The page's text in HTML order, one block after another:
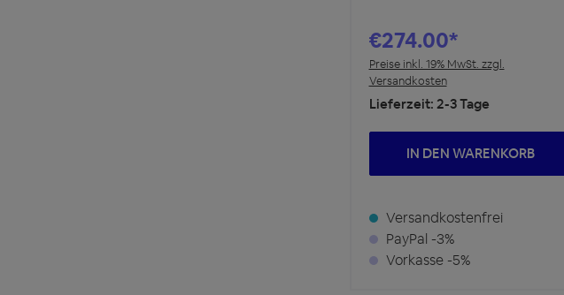
€274.00*
Preise inkl. 19% MwSt. zzgl.
Versandkosten
Lieferzeit: 2-3 Tage
IN DEN WARENKORB
Versandkostenfrei
PayPal -3%
Vorkasse -5%